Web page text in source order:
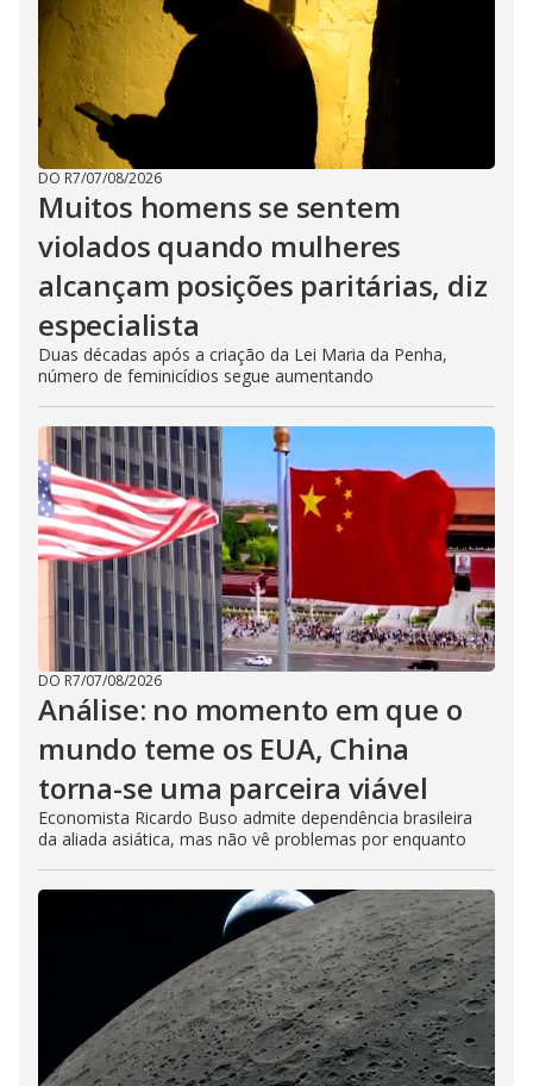
DO R7/07/08/2026
Muitos homens se sentem
violados quando mulheres
alcançam posições paritárias, diz
especialista
Duas décadas após a criação da Lei Maria da Penha,
número de feminicídios segue aumentando
DO R7/07/08/2026
Análise: no momento em que o
mundo teme os EUA, China
torna-se uma parceira viável
Economista Ricardo Buso admite dependência brasileira
da aliada asiática, mas não vê problemas por enquanto